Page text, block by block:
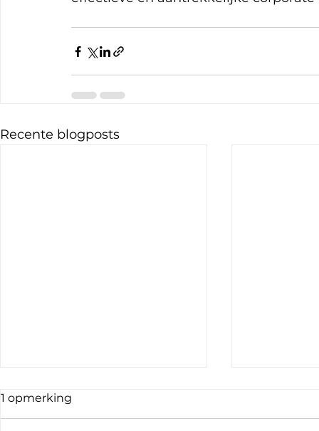
Recente blogposts
1 opmerking